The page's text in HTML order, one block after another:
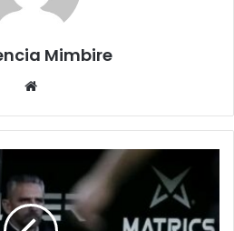
Mimbire
Website